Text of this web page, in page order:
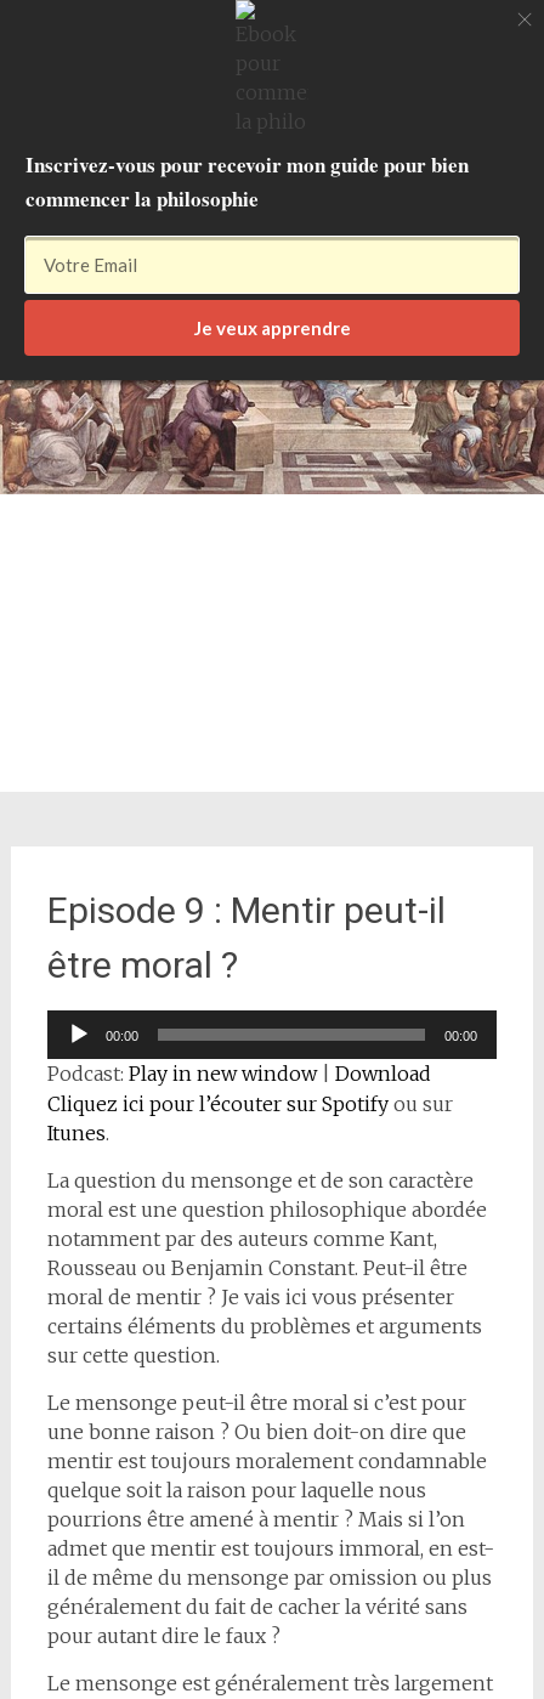
Aller
au
contenu
principal
Episode 9 : Mentir peut-il
être moral ?
Lecteur
audio
00:00 00:00
Podcast: Play in new window| Download
Cliquez ici pour l’écouter sur Spotifyou sur
Itunes.
La question du mensonge et de son caractère
moral est une question philosophique abordée
notamment par des auteurs comme Kant,
Rousseau ou Benjamin Constant. Peut-il être
moral de mentir ? Je vais ici vous présenter
certains éléments du problèmes et arguments
sur cette question.
Le mensonge peut-il être moral si c’est pour
une bonne raison ? Ou bien doit-on dire que
mentir est toujours moralement condamnable
quelque soit la raison pour laquelle nous
pourrions être amené à mentir ? Mais si l’on
admet que mentir est toujours immoral, en est-
il de même du mensonge par omission ou plus
généralement du fait de cacher la vérité sans
pour autant dire le faux ?
Le mensonge est généralement très largement
Inscrivez-vous pour recevoir mon guide pour bien
commencer la philosophie
Je veux apprendre